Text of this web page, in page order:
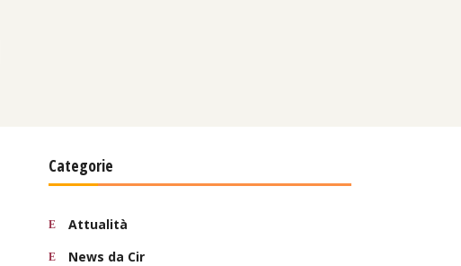
Categorie
Attualità
News da Cir